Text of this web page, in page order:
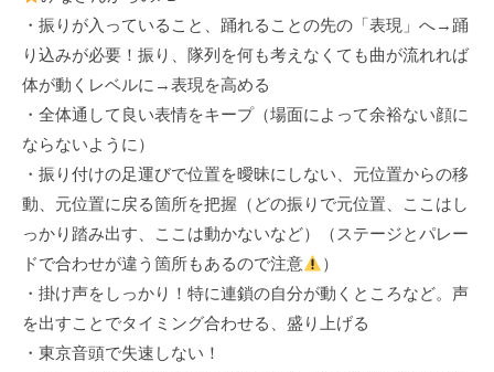
・振りが入っていること、踊れることの先の「表現」へ→踊
り込みが必要！振り、隊列を何も考えなくても曲が流れれば
体が動くレベルに→表現を高める
・全体通して良い表情をキープ（場面によって余裕ない顔に
ならないように）
・振り付けの足運びで位置を曖昧にしない、元位置からの移
動、元位置に戻る箇所を把握（どの振りで元位置、ここはし
っかり踏み出す、ここは動かないなど）（ステージとパレー
ドで合わせが違う箇所もあるので注意
）
・掛け声をしっかり！特に連鎖の自分が動くところなど。声
を出すことでタイミング合わせる、盛り上げる
・東京音頭で失速しない！